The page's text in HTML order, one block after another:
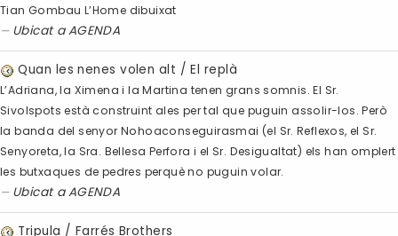
Tian Gombau L’Home dibuixat
Ubicat aAGENDA
Quan les nenes volen alt / El replà
L’Adriana, la Ximena i la Martina tenen grans somnis. El Sr.
Sivolspots està construint ales per tal que puguin assolir-los. Però
la banda del senyor Nohoaconseguirasmai (el Sr. Reflexos, el Sr.
Senyoreta, la Sra. Bellesa Perfora i el Sr. Desigualtat) els han omplert
les butxaques de pedres perquè no puguin volar.
Ubicat aAGENDA
Tripula / Farrés Brothers